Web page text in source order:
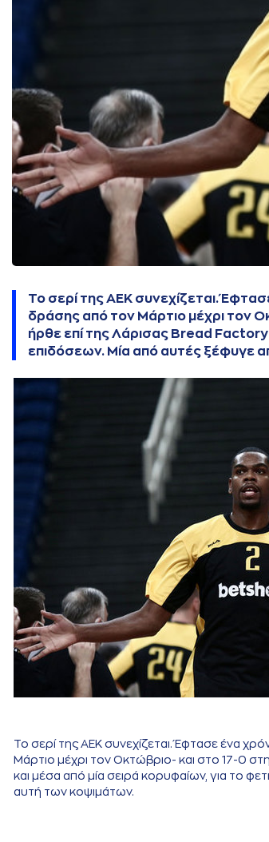
Το σερί της ΑΕΚ συνεχίζεται.
δράσης από τον Μάρτιο μέχρι τον
ήρθε επί της Λάρισας Bread
επιδόσεων. Μία από αυτές ξέφυγε
Το σερί της ΑΕΚ συνεχίζεται. Έφτασε ένα
Μάρτιο μέχρι τον Οκτώβριο- και στο 17-0
και μέσα από μία σειρά κορυφαίων, για το
αυτή των κοψιμάτων.